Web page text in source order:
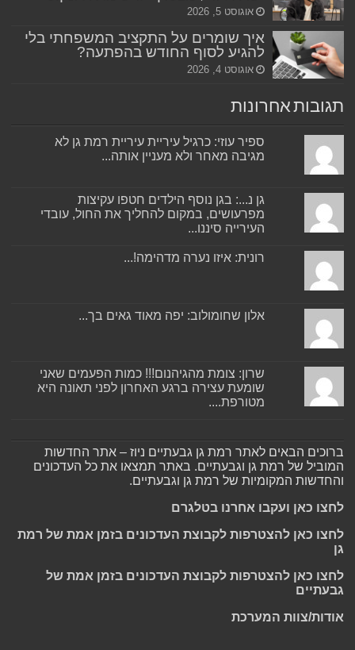
אוגוסט 5, 2026
איך שומרים על התקציב המשפחתי בלי
להגיע לסוף החודש בהפתעה?
אוגוסט 4, 2026
תגובות אחרונות
ספיר עוזי: כרגיל עיריית עיריית רמת גן לא
מגיבה מאחר ולא מעניין אותה...
גן נ...: בגן נוסף הילדים חטפו עקיצות
מפרעושים, במקום להחליך את החול, עובדי
העירייה סיננו...
רונית: איזו נערה מדהימה!...
אלון שחומולוב: יפה מאוד גאים בך...
שרון: צומת מהגיהנום!!! כמות הפעמים שאני
שומעת עצירה ברגע האחרון לפני תאונה היא
מטורפת....
ברוכים הבאים לאתר רמת גן גבעתיים ניוז – אתר החדשות
המוביל של רמת גן וגבעתיים. באתר תמצאו את כל העדכונים
והחדשות המקומיות של רמת גן וגבעתיים.
לחצו כאן ועקבו אחרנו בטלגרם
לחצו כאן להצטרפות לקבוצת העדכונים בזמן אמת של רמת
גן
לחצו כאן להצטרפות לקבוצת העדכונים בזמן אמת של
גבעתיים
אודות/צוות המערכת